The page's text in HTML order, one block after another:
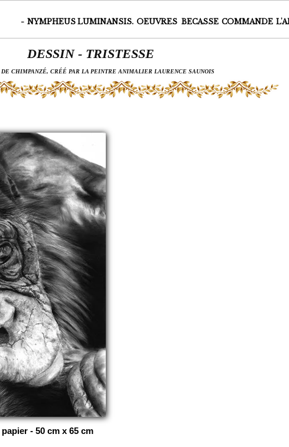
- NYMPHEUS LUMINANSIS. OEUVRES BECASSE COMMANDE
DESSIN - TRISTESSE
DE CHIMPANZÉ, CRÉÉ PAR LA PEINTRE ANIMALIER LAURENCE SAUNOIS
- 50 cm x 65 cm